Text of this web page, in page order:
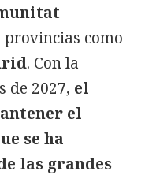
como
. Con la
de 2027, el
el
se ha
las grandes